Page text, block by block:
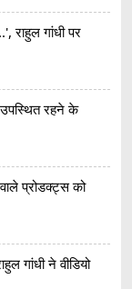
राहुल गांधी पर
उपस्थित रहने के
वाले प्रोडक्ट्स को
गांधी ने वीडियो